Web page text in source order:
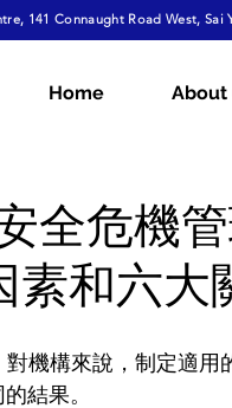
Home About
141 Connaught Road West,
Commercial
AI & Data
全危機
素和六大
機構來說，制定適
結果。